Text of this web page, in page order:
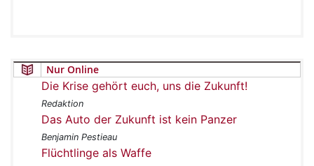
Nur Online
Die Krise gehört euch, uns die Zukunft!
Redaktion
Das Auto der Zukunft ist kein Panzer
Benjamin Pestieau
Flüchtlinge als Waffe